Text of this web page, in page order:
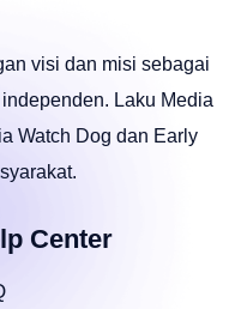
visi dan misi sebagai
Laku Media
Watch Dog dan Early
Center